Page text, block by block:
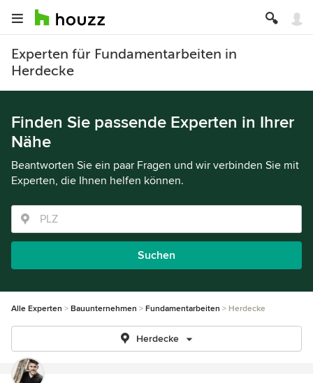
Experten für Fundamentarbeiten in
Herdecke
Finden Sie passende Experten in Ihrer
Nähe
Beantworten Sie ein paar Fragen und wir verbinden Sie mit
Experten, die Ihnen helfen können.
Suchen
Alle Experten Bauunternehmen Fundamentarbeiten Herdecke
Herdecke